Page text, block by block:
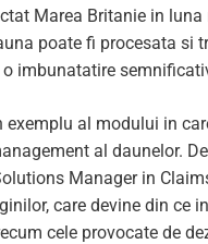
Marea Britanie in
poate fi procesata si
imbunatatire
exemplu al modului in
al daunelor.
Manager in
care devine din
cele provocate de